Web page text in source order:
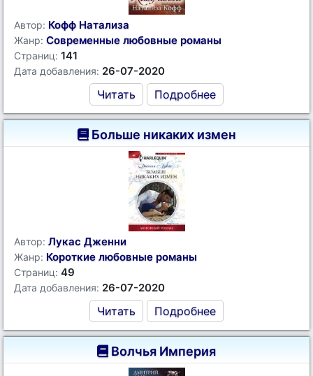
Автор: Кофф Натализа
Жанр: Современные любовные романы
Страниц: 141
Дата добавления: 26-07-2020
Читать Подробнее
Больше никаких измен
Автор: Лукас Дженни
Жанр: Короткие любовные романы
Страниц: 49
Дата добавления: 26-07-2020
Читать Подробнее
Волчья Империя